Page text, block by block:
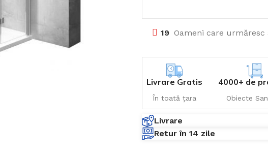
19 Oameni care
Livrare Gratis
În toată țara
4000+ de
Obiecte
Livrare
Retur în 14 zile